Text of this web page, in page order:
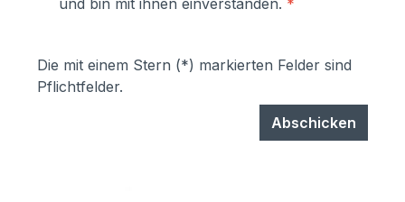
und bin mit ihnen einverstanden. *
Die mit einem Stern (*) markierten Felder sind
Pflichtfelder.
Abschicken